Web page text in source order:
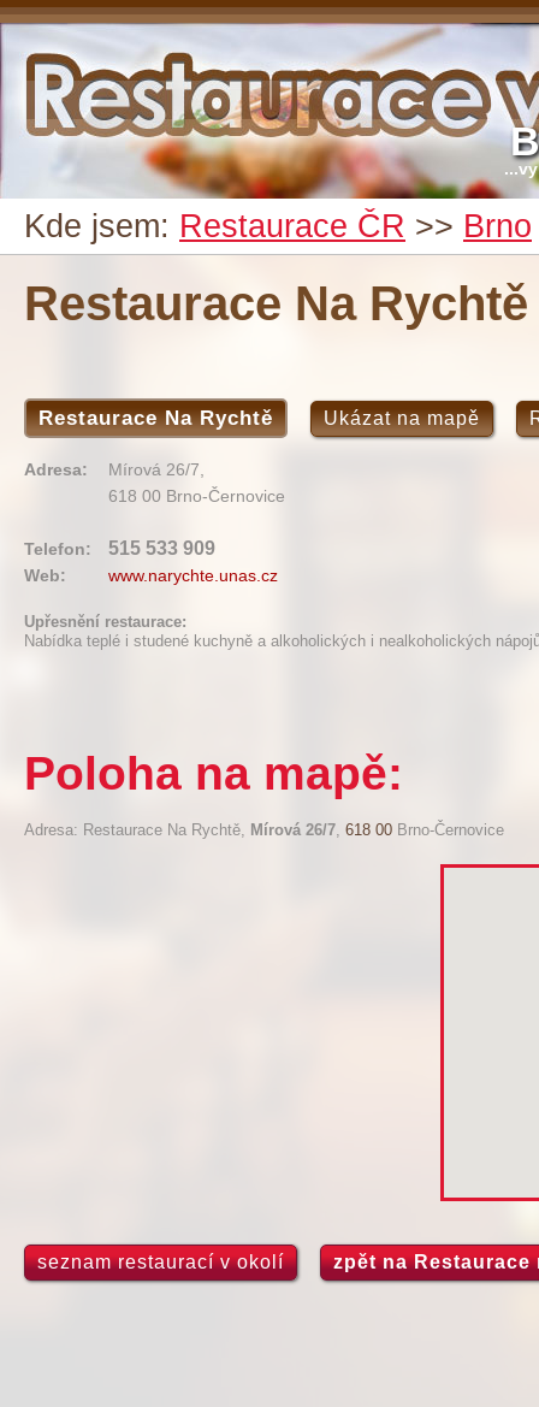
Kde jsem: Restaurace ČR >> Brno
Restaurace Na Rychtě
Restaurace Na Rychtě Ukázat na mapě
Adresa:
Mírová 26/7,
618 00 Brno-Černovice
Telefon: 515 533 909
Web: www.narychte.unas.cz
Upřesnění restaurace:
Nabídka teplé i studené kuchyně a alkoholických i nealkoholických
Poloha na mapě:
Adresa: Restaurace Na Rychtě, Mírová 26/7, 618 00 Brno-Černovice
seznam restaurací v okolí zpět na Restaurace